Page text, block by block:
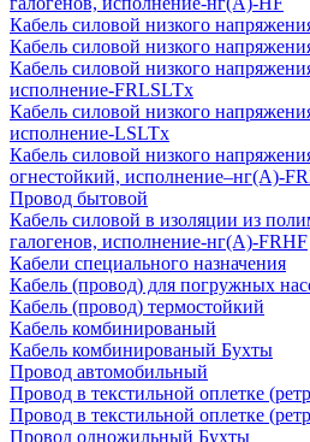
Кабель силовой низкого
Кабель силовой низкого
Кабель силовой низкого
исполнение-FRLSLTx
Кабель силовой низкого
исполнение-LSLTx
Кабель силовой низкого
огнестойкий, исполнение–нг(А)-
Провод бытовой
Кабель силовой в изоляции из
галогенов, исполнение-нг(А)-FRHF
Кабели специального назначения
Кабель (провод) для погружных
Кабель (провод) термостойкий
Кабель комбинированый
Кабель комбинированый Бухты
Провод автомобильный
Провод в текстильной оплетке
Провод в текстильной оплетке
Провод одножильный Бухты